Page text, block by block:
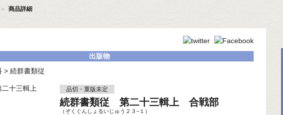
＞ 商品詳細
出版物
> 続群書類従
品切・重版未定
続群書類従 第二十三輯上 合戦部
（ぞくぐんしょるいじゅう２３−１）